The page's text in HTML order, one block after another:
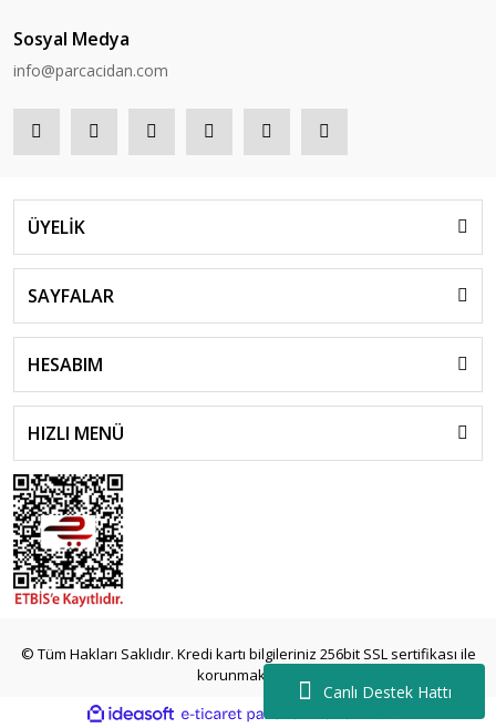
Canlı Destek Hattı
Sosyal Medya
info@parcacidan.com
ÜYELİK
SAYFALAR
HESABIM
HIZLI MENÜ
almanya
© Tüm Hakları Saklıdır. Kredi kartı bilgileriniz 256bit SSL sertifikası ile
korunmaktadır.
ideasoft